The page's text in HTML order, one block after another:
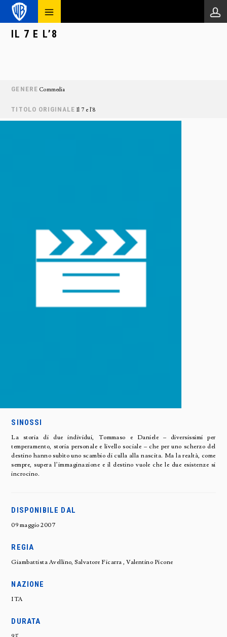
IL 7 E L’8
GENERE Commedia
TITOLO ORIGINALE Il 7 e l'8
SINOSSI
La storia di due individui, Tommaso e Daniele – diversissimi per
temperamento, storia personale e livello sociale – che per uno scherzo del
destino hanno subìto uno scambio di culla alla nascita. Ma la realtà, come
sempre, supera l’immaginazione e il destino vuole che le due esistenze si
incrocino.
DISPONIBILE DAL
09 maggio 2007
REGIA
Giambattista Avellino, Salvatore Ficarra , Valentino Picone
NAZIONE
ITA
DURATA